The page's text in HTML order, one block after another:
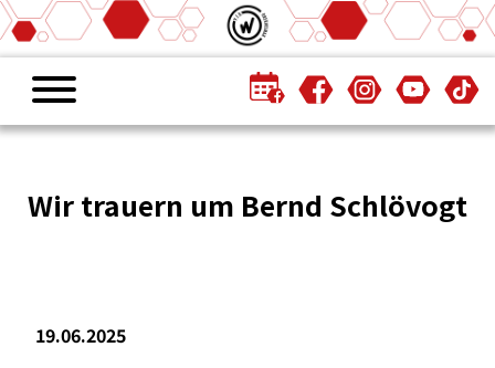
Wir trauern um Bernd Schlövogt
19.06.2025